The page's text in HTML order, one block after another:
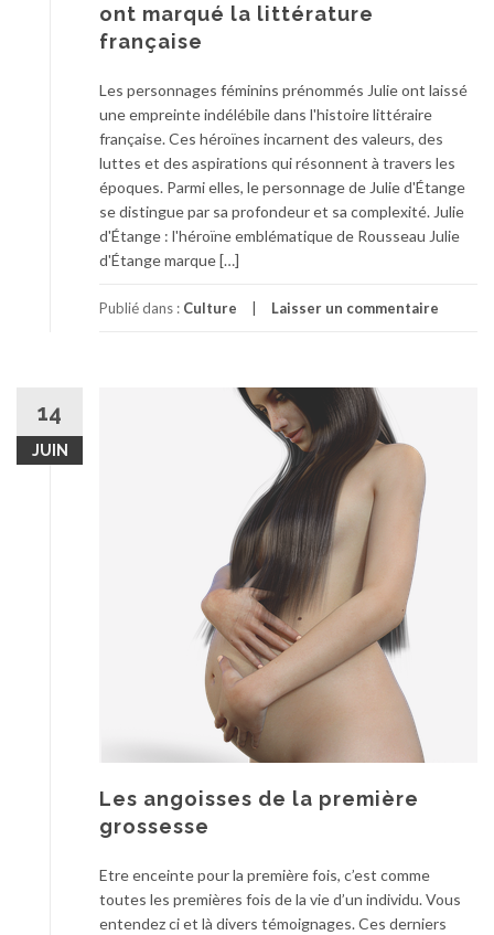
ont marqué la littérature
française
Les personnages féminins prénommés Julie ont laissé
une empreinte indélébile dans l'histoire littéraire
française. Ces héroïnes incarnent des valeurs, des
luttes et des aspirations qui résonnent à travers les
époques. Parmi elles, le personnage de Julie d'Étange
se distingue par sa profondeur et sa complexité. Julie
d'Étange : l'héroïne emblématique de Rousseau Julie
d'Étange marque […]
Publié dans : Culture Laisser un commentaire
14
JUIN
Les angoisses de la première
grossesse
Etre enceinte pour la première fois, c’est comme
toutes les premières fois de la vie d’un individu. Vous
entendez ci et là divers témoignages. Ces derniers